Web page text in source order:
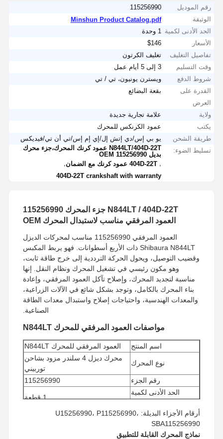
رقم الموديل
115256990
الوثيقة
Minshun Product Catalog.pdf
الحد الأدنى لكمية
1 وحدة
الأسعار
$146
تفاصيل التغليف
تغليف الكرتون
وقت التسليم
3 إلى 5 أيام عمل
شروط الدفع
ويسترن يونيون، تي / تي
القدرة على
العرض
بقعة البضائع
ولاية
علامة تجارية جديدة
يكتب
عمود الكرنكس للمحرك
طريقة الشحن
يو بي إس/دي إتش إل/إي إم إس/تي أن تي/فيديكس
تسليط الضوء:
N844LT/404D-22T عمود كرنك المحرك،جزء محرك
بديل OEM 115256990
,404D-22T عمود كرنك مع الضمان
404D-22T crankshaft with warranty
N844LT / 404D-22T جزء المحرك 115256990
العمود المرفقي مناسب لاستبدال المحرك OEM
العمود المرفقي 115256990 مناسب لمحركات الديزل
Shibaura N844LT ذات الأربع أسطوانات. فهو يربط المكبس
وقضيب التوصيل، ويحول الحركة الترددية إلى خرج طاقة ثابت،
وهو مكون رئيسي في تشغيل المحرك ونظام النقل. إنها
مناسبة لتجديد المحرك، وإصلاح تآكل العمود المرفقي، وإعادة
بناء المحرك بالكامل، وتوجد بشكل شائع في الآلات الزراعية،
والمعدات الهندسية، واحتياجات إصلاح واستبدال معدات الطاقة
الصناعية.
مواصفات العمود المرفقي للمحرك N844LT
اسم المنتج العمود المرفقي للمحرك N844LT
نوع المحرك
محرك ديزل 4 سلندر مزود بشاحن
توربيني
رقم الجزء
115256990
الحد الأدنى لكمية
1 قطعة
طريقة الدفع ويسترن يونيون، / تي تي
طريقة الشحن
أرقام الأجزاء البديلة: U15256990، P115256990،
SBA115256990
نماذج المحرك القابلة للتطبيق